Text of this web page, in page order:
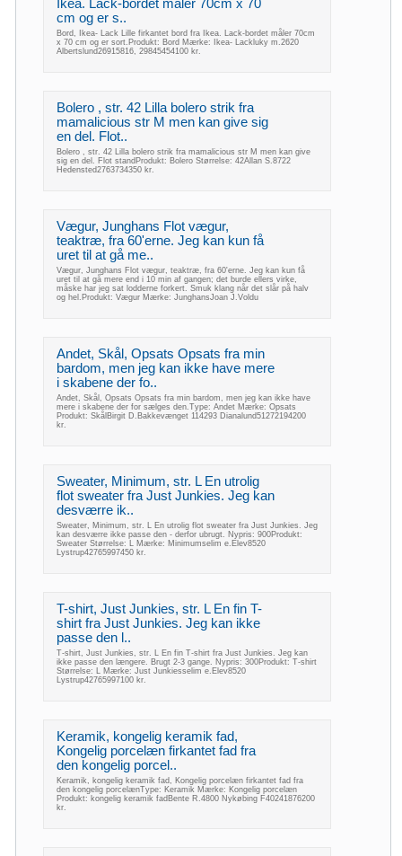
Ikea. Lack-bordet måler 70cm x 70
cm og er s..
Bord, Ikea- Lack Lille firkantet bord fra Ikea. Lack-bordet måler 70cm
x 70 cm og er sort.Produkt: Bord Mærke: Ikea- Lackluky m.2620
Albertslund26915816, 29845454100 kr.
Bolero , str. 42 Lilla bolero strik fra
mamalicious str M men kan give sig
en del. Flot..
Bolero , str. 42 Lilla bolero strik fra mamalicious str M men kan give
sig en del. Flot standProdukt: Bolero Størrelse: 42Allan S.8722
Hedensted2763734350 kr.
Vægur, Junghans Flot vægur,
teaktræ, fra 60'erne. Jeg kan kun få
uret til at gå me..
Vægur, Junghans Flot vægur, teaktræ, fra 60'erne. Jeg kan kun få
uret til at gå mere end i 10 min af gangen; det burde ellers virke,
måske har jeg sat lodderne forkert. Smuk klang når det slår på halv
og hel.Produkt: Vægur Mærke: JunghansJoan J.Voldu
Andet, Skål, Opsats Opsats fra min
bardom, men jeg kan ikke have mere
i skabene der fo..
Andet, Skål, Opsats Opsats fra min bardom, men jeg kan ikke have
mere i skabene der for sælges den.Type: Andet Mærke: Opsats
Produkt: SkålBirgit D.Bakkevænget 114293 Dianalund51272194200
kr.
Sweater, Minimum, str. L En utrolig
flot sweater fra Just Junkies. Jeg kan
desværre ik..
Sweater, Minimum, str. L En utrolig flot sweater fra Just Junkies. Jeg
kan desværre ikke passe den - derfor ubrugt. Nypris: 900Produkt:
Sweater Størrelse: L Mærke: Minimumselim e.Elev8520
Lystrup42765997450 kr.
T-shirt, Just Junkies, str. L En fin T-
shirt fra Just Junkies. Jeg kan ikke
passe den l..
T-shirt, Just Junkies, str. L En fin T-shirt fra Just Junkies. Jeg kan
ikke passe den længere. Brugt 2-3 gange. Nypris: 300Produkt: T-shirt
Størrelse: L Mærke: Just Junkiesselim e.Elev8520
Lystrup42765997100 kr.
Keramik, kongelig keramik fad,
Kongelig porcelæn firkantet fad fra
den kongelig porcel..
Keramik, kongelig keramik fad, Kongelig porcelæn firkantet fad fra
den kongelig porcelænType: Keramik Mærke: Kongelig porcelæn
Produkt: kongelig keramik fadBente R.4800 Nykøbing F40241876200
kr.